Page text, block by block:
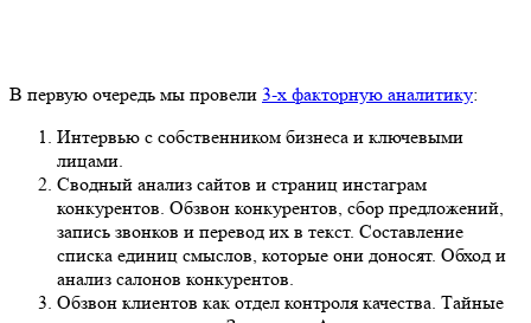
В первую очередь мы провели 3-х факторную аналитику:
Интервью с собственником бизнеса и ключевыми
лицами.
Сводный анализ сайтов и страниц инстаграм
конкурентов. Обзвон конкурентов, сбор предложений,
запись звонков и перевод их в текст. Составление
списка единиц смыслов, которые они доносят. Обход и
анализ салонов конкурентов.
Обзвон клиентов как отдел контроля качества. Тайные